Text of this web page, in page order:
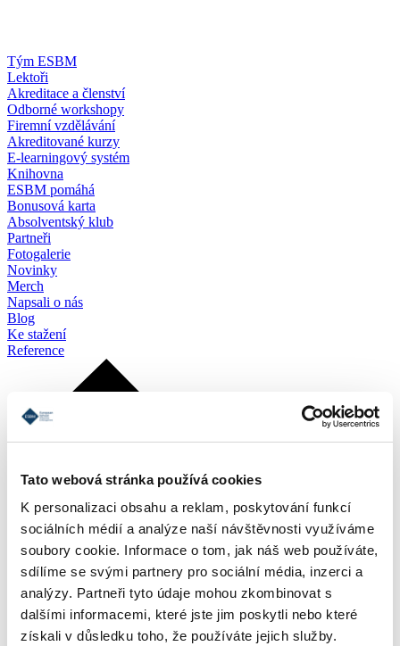
Tato webová stránka používá cookies
K personalizaci obsahu a reklam, poskytování funkcí
sociálních médií a analýze naší návštěvnosti využíváme
soubory cookie. Informace o tom, jak náš web používáte,
sdílíme se svými partnery pro sociální média, inzerci a
analýzy. Partneři tyto údaje mohou zkombinovat s
dalšími informacemi, které jste jim poskytli nebo které
získali v důsledku toho, že používáte jejich služby.
Tým ESBM
Lektoři
Akreditace a členství
Odborné workshopy
Firemní vzdělávání
Akreditované kurzy
E-learningový systém
Knihovna
ESBM pomáhá
Bonusová karta
Absolventský klub
Partneři
Fotogalerie
Novinky
Merch
Napsali o nás
Blog
Ke stažení
Reference